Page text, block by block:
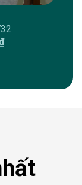
Khoảng
1.703.000 ₫